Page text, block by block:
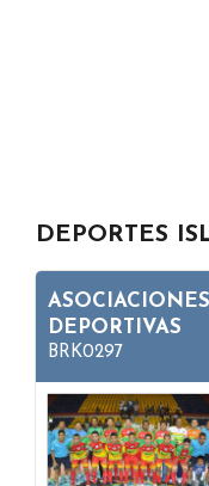
DEPORTES
ASOCIACIONES
DEPORTIVAS
BRK0297